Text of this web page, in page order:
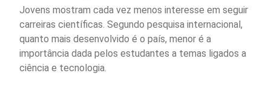
Jovens mostram cada vez menos interesse em seguir
carreiras científicas. Segundo pesquisa internacional,
quanto mais desenvolvido é o país, menor é a
importância dada pelos estudantes a temas ligados a
ciência e tecnologia.